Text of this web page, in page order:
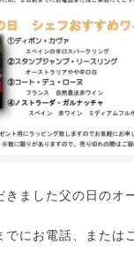
きました父の日のオ
にお電話、または